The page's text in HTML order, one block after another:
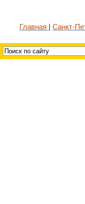
Главная Санкт-